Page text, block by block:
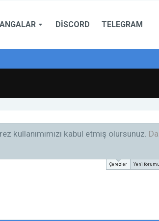
DISCORD TELEGRAM
kullanımımızı kabul etmiş olursunuz.
Çerezler Yeni